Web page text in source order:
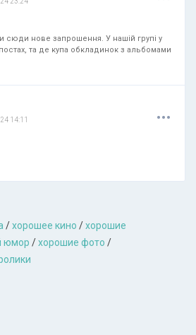
сюди нове запрошення. У нашій групі у
та де купа обкладинок з альбомами
14:11 ...
/хорошее кино /хорошие
юмор /хорошие фото /